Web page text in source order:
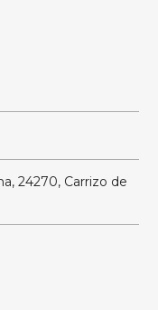
24270, Carrizo de